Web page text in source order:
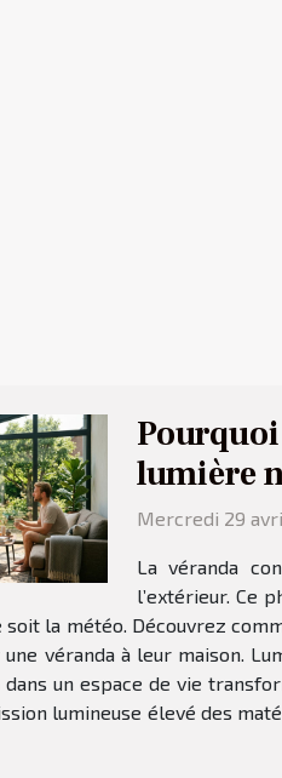
lumière
Mercredi 29
La véranda
l’extérieur. Ce
soit la météo. Découvrez
une véranda à leur maison.
un espace de vie
lumineuse élevé des